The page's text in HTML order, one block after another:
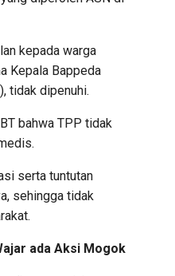
kepada warga
Kepala Bappeda
tidak dipenuhi.
bahwa TPP tidak
serta tuntutan
sehingga tidak
ada Aksi Mogok